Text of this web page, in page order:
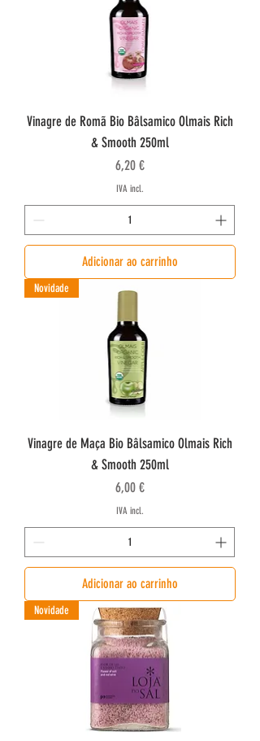
i
t
r
o
Vinagre de Romã Bio Bâlsamico Olmais Rich
& Smooth 250ml
Preço
6,20 €
IVA incl.
Adicionar ao carrinho
Novidade
Vinagre de Maça Bio Bâlsamico Olmais Rich
& Smooth 250ml
Preço
6,00 €
IVA incl.
Adicionar ao carrinho
Novidade